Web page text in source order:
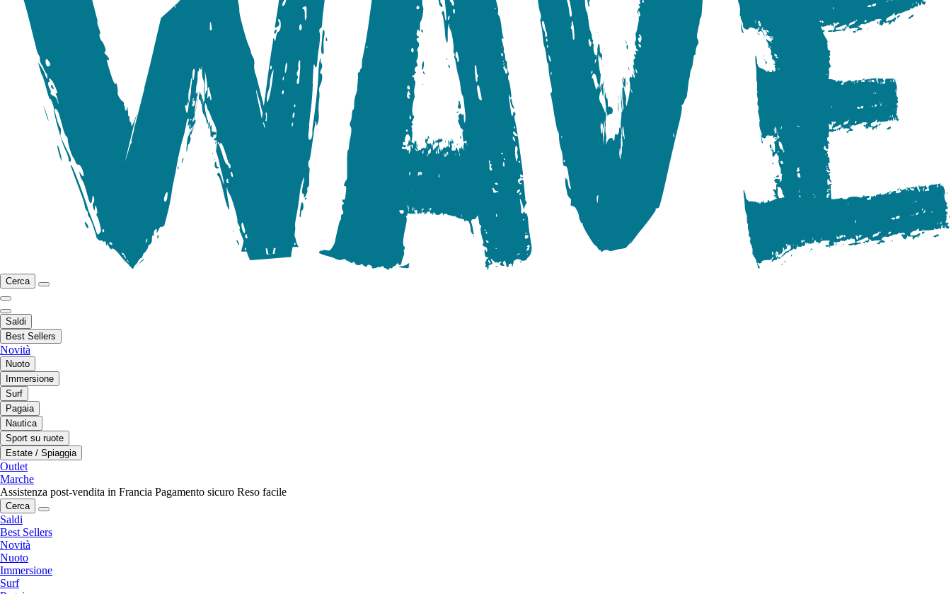
Cerca
Saldi
Best Sellers
Novità
Nuoto
Immersione
Surf
Pagaia
Nautica
Sport su ruote
Estate / Spiaggia
Outlet
Marche
Assistenza post-vendita in Francia Pagamento sicuro Reso facile
Cerca
Saldi
Best Sellers
Novità
Nuoto
Immersione
Surf